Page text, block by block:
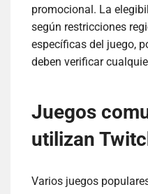
promocional. La
según restricciones
específicas del juego,
deben verificar
Juegos
utilizan
Varios juegos